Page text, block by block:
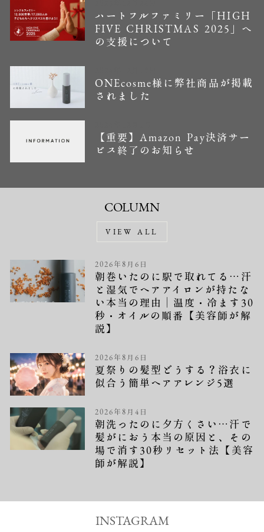
ハートフルファミリー「HIGH
FIVE CHRISTMAS 2025」へ
の支援について
ONEcosme様に弊社商品が掲載
されました
【重要】Amazon Pay決済サー
ビス終了のお知らせ
COLUMN
VIEW ALL
2026年8月6日
朝巻いたのに駅で取れてる…汗
と湿気でヘアアイロンが持たな
い本当の理由｜温度・冷ます30
秒・オイルの順番【美容師が解
説】
2026年8月6日
夏祭りの髪型どうする？浴衣に
似合う簡単ヘアアレンジ5選
2026年8月4日
朝洗ったのに夕方くさい…汗で
髪がにおう本当の原因と、その
場で消す30秒リセット法【美容
師が解説】
INSTAGRAM